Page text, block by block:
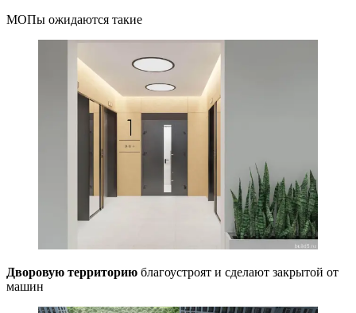
МОПы ожидаются такие
Дворовую территорию благоустроят и сделают закрытой от
машин